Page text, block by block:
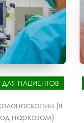
ПАЦИЕНТОВ
(в
наркозом)